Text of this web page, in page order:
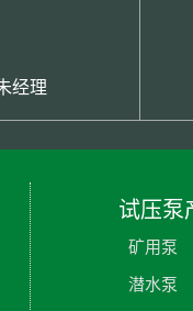
经理
试压泵
矿用泵
潜水泵